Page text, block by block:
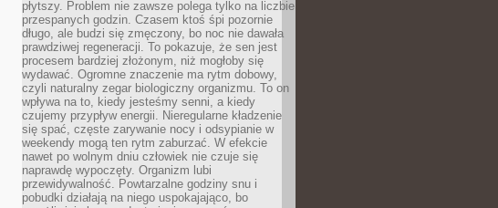
płytszy. Problem nie zawsze polega tylko na liczbie
przespanych godzin. Czasem ktoś śpi pozornie
długo, ale budzi się zmęczony, bo noc nie dawała
prawdziwej regeneracji. To pokazuje, że sen jest
procesem bardziej złożonym, niż mogłoby się
wydawać. Ogromne znaczenie ma rytm dobowy,
czyli naturalny zegar biologiczny organizmu. To on
wpływa na to, kiedy jesteśmy senni, a kiedy
czujemy przypływ energii. Nieregularne kładzenie
się spać, częste zarywanie nocy i odsypianie w
weekendy mogą ten rytm zaburzać. W efekcie
nawet po wolnym dniu człowiek nie czuje się
naprawdę wypoczęty. Organizm lubi
przewidywalność. Powtarzalne godziny snu i
pobudki działają na niego uspokajająco, bo